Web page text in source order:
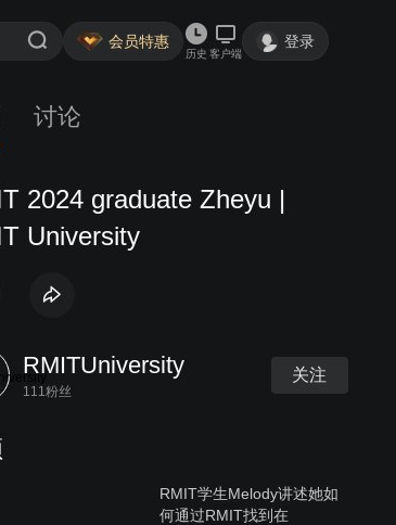
会员特惠
历史 客户端
登录
讨论
2024 graduate Zheyu |
University
RMITUniversity
111粉丝
关注
RMIT学生Melody讲述她如
何通过RMIT找到在